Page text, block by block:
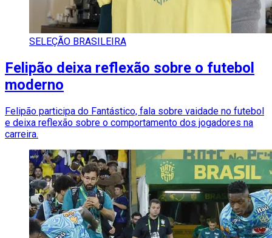
SELEÇÃO BRASILEIRA
Felipão deixa reflexão sobre o futebol
moderno
Felipão participa do Fantástico, fala sobre vaidade no futebol
e deixa reflexão sobre o comportamento dos jogadores na
carreira.